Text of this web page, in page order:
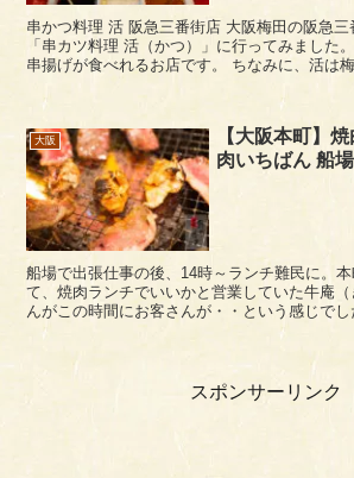
串かつ料理 活 阪急三番街店 大阪梅田の阪急三番街地下2Fにある
「串カツ料理 活（かつ）」に行ってみました
串揚げが食べれるお店です。 ちなみに、活は梅田には阪急グランド
大阪
【大阪本町】
肉いちばん 船
船場で出張仕事の後、14時～ランチ難民に。
て、焼肉ランチでいいかと営業していた牛庵
んがこの時間にお客さんが・・という感じでし
岡・関西にチェーン展開している焼肉店ですね
スポンサーリンク